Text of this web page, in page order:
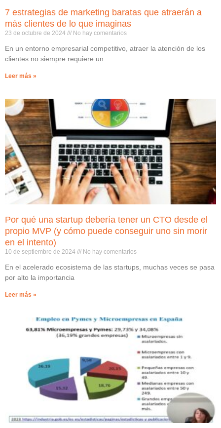
7 estrategias de marketing baratas que atraerán a
más clientes de lo que imaginas
23 de octubre de 2024 No hay comentarios
En un entorno empresarial competitivo, atraer la atención de los
clientes no siempre requiere un
Leer más »
Por qué una startup debería tener un CTO desde el
propio MVP (y cómo puede conseguir uno sin morir
en el intento)
10 de septiembre de 2024 No hay comentarios
En el acelerado ecosistema de las startups, muchas veces se pasa
por alto la importancia
Leer más »